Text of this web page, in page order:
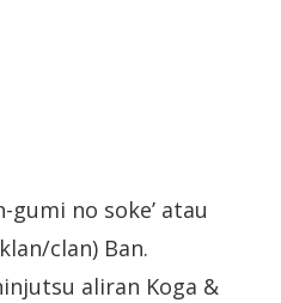
gumi no soke’ atau
clan) Ban.
aliran Koga &